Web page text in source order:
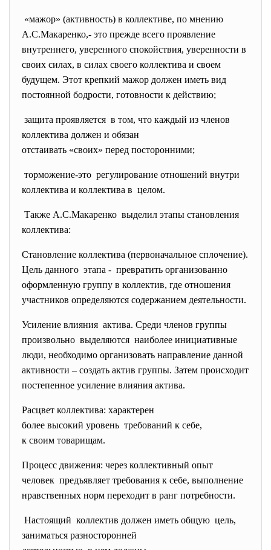
«мажор» (активность) в коллективе, по мнению
А.С.Макаренко,- это прежде всего проявление
внутреннего, уверенного спокойствия, уверенности в
своих силах, в силах своего коллектива и своем
будущем. Этот крепкий мажор должен иметь вид
постоянной бодрости, готовности к действию;
защита проявляется в том, что каждый из членов
коллектива должен и обязан
отстаивать «своих» перед посторонними;
торможение-это регулирование отношений внутри
коллектива и коллектива в целом.
Также А.С.Макаренко выделил этапы становления
коллектива:
Становление коллектива (первоначальное сплочение).
Цель данного этапа - превратить организованно
оформленную группу в коллектив, где отношения
участников определяются содержанием деятельности.
Усиление влияния актива. Среди членов группы
произвольно выделяются наиболее инициативные
люди, необходимо организовать направление данной
активности – создать актив группы. Затем происходит
постепенное усиление влияния актива.
Расцвет коллектива: характерен
более высокий уровень требований к себе,
к своим товарищам.
Процесс движения: через коллективный опыт
человек предъявляет требования к себе, выполнение
нравственных норм переходит в ранг потребности.
Настоящий коллектив должен иметь общую цель,
заниматься разносторонней